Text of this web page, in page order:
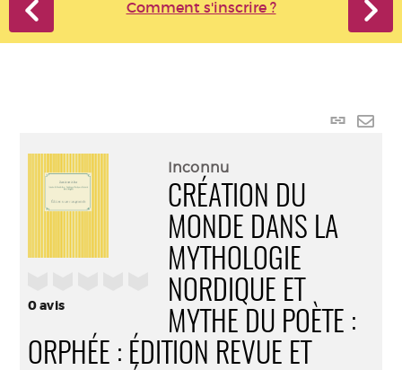
Comment s'inscrire ?
Lien
0avis
Inconnu
CRÉATION DU
MONDE DANS LA
MYTHOLOGIE
NORDIQUE ET
MYTHE DU POÈTE :
ORPHÉE : ÉDITION REVUE ET